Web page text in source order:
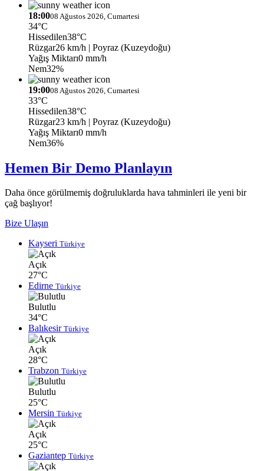
18:0008 Ağustos 2026, Cumartesi
34°C
Hissedilen38°C
Rüzgar26 km/h | Poyraz (Kuzeydoğu)
Yağış Miktarı0 mm/h
Nem32%
19:0008 Ağustos 2026, Cumartesi
33°C
Hissedilen38°C
Rüzgar23 km/h | Poyraz (Kuzeydoğu)
Yağış Miktarı0 mm/h
Nem36%
Hemen Bir Demo Planlayın
Daha önce görülmemiş doğruluklarda hava tahminleri ile yeni bir
çağ başlıyor!
Bize Ulaşın
Kayseri Türkiye
Açık
27°C
Edirne Türkiye
Bulutlu
34°C
Balıkesir Türkiye
Açık
28°C
Trabzon Türkiye
Bulutlu
25°C
Mersin Türkiye
Açık
25°C
Gaziantep Türkiye